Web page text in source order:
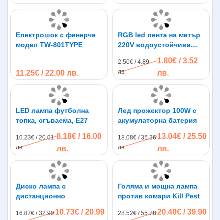
Цветна температура: 6500K (студено бяла
светлина)
Материал: Поликарбонат (PC)
Подходящо за:
Гаражи
Автомобилни шоуруми
Фризьорски и барбър салони
Офиси
Фитнес зали
Магазини и търговски площи
Изложбени и презентационни помещения
Този модел съчетава ефектен дизайн, висока яркост и
надеждност, превръщайки всяко помещение в модерно
и стилно пространство с професионално LED
осветление.
Ефектна многолъчева композиция – начин да
Електрошок с фенерче
модел TW-801TYPE
11.25€ / 22.00 лв.
RGB led лента на метър
220V водоустойчива
2.50€ / 4.89
лв.
1.80€ / 3.52
лв.
LED лампа футболна
топка, сгъваема, E27
10.23€ / 20.01
лв.
8.18€ / 16.00
лв.
Лед прожектор 100W с
акумулаторна батерия
18.08€ / 35.36
лв.
13.04€ / 25.50
лв.
Диско лампа с
дистанционно
16.87€ / 32.9910.73€ / 20.99
Голяма и мощна лампа
против комари Kill Pest
28.52€ / 55.7820.40€ / 39.90